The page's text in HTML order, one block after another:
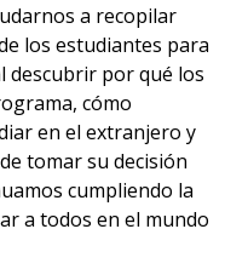
a recopilar
los estudiantes para
descubrir por qué los
cómo
en el extranjero y
tomar su decisión
cumpliendo la
a todos en el mundo